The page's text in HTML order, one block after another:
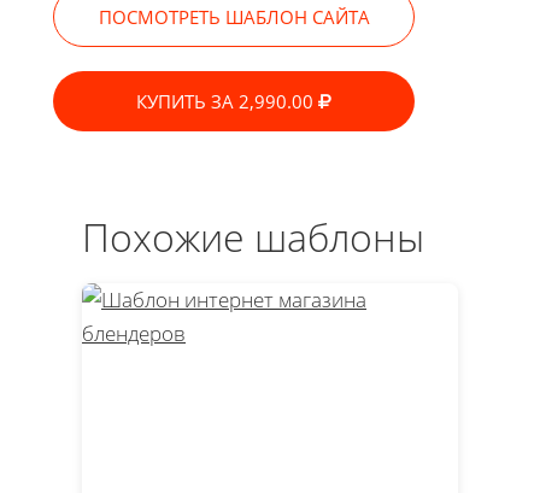
ПОСМОТРЕТЬ ШАБЛОН САЙТА
КУПИТЬ ЗА 2,990.00
Похожие шаблоны